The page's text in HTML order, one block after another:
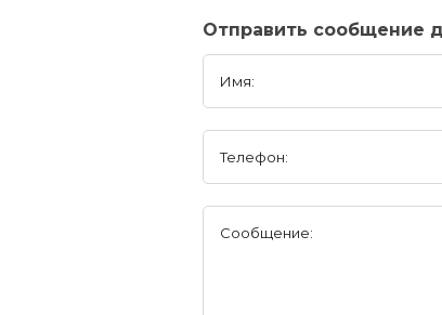
Отправить сообщение
Имя:
Телефон:
Сообщение: